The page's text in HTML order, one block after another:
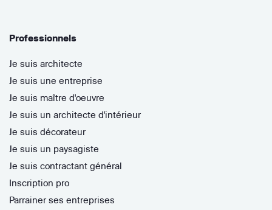
Professionnels
Je suis architecte
Je suis une entreprise
Je suis maître d'oeuvre
Je suis un architecte d'intérieur
Je suis décorateur
Je suis un paysagiste
Je suis contractant général
Inscription pro
Parrainer ses entreprises